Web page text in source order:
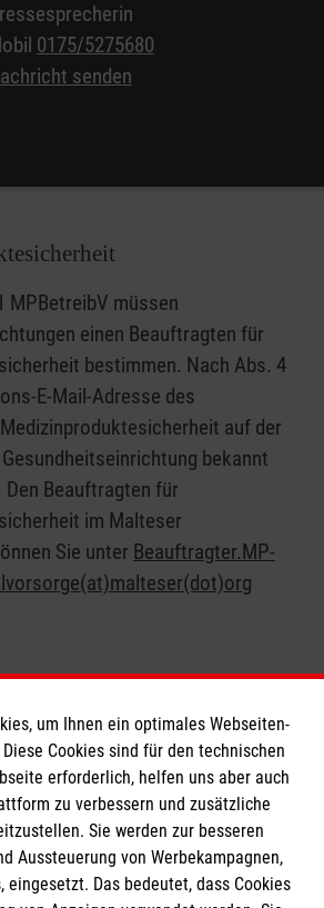
0175/5275680
senden
MPBetreibV müssen
einen Beauftragten für
bestimmen. Nach Abs. 4
E-Mail-Adresse des
auf der
bekannt
Beauftragten für
im Malteser
Sie unter Beauftragter.MP-
um Ihnen ein optimales Webseiten-
Cookies sind für den technischen
erforderlich, helfen uns aber auch
zu verbessern und zusätzliche
Sie werden zur besseren
Aussteuerung von Werbekampagnen,
eingesetzt. Das bedeutet, dass Cookies